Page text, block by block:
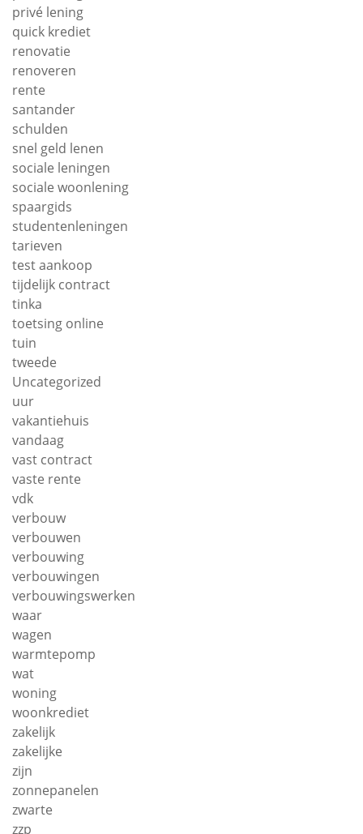
privé lening
quick krediet
renovatie
renoveren
rente
santander
schulden
snel geld lenen
sociale leningen
sociale woonlening
spaargids
studentenleningen
tarieven
test aankoop
tijdelijk contract
tinka
toetsing online
tuin
tweede
Uncategorized
uur
vakantiehuis
vandaag
vast contract
vaste rente
vdk
verbouw
verbouwen
verbouwing
verbouwingen
verbouwingswerken
waar
wagen
warmtepomp
wat
woning
woonkrediet
zakelijk
zakelijke
zijn
zonnepanelen
zwarte
zzp